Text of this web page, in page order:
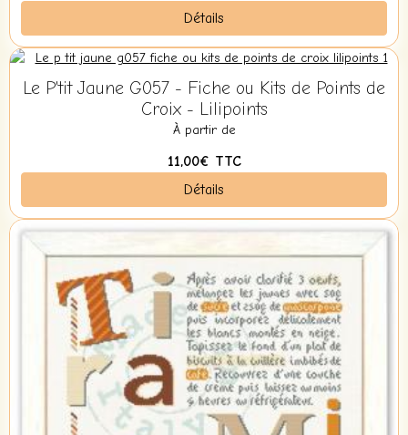
Détails
Le P'tit Jaune G057 - Fiche ou Kits de Points de
Croix - Lilipoints
À partir de
11,00€ TTC
Détails